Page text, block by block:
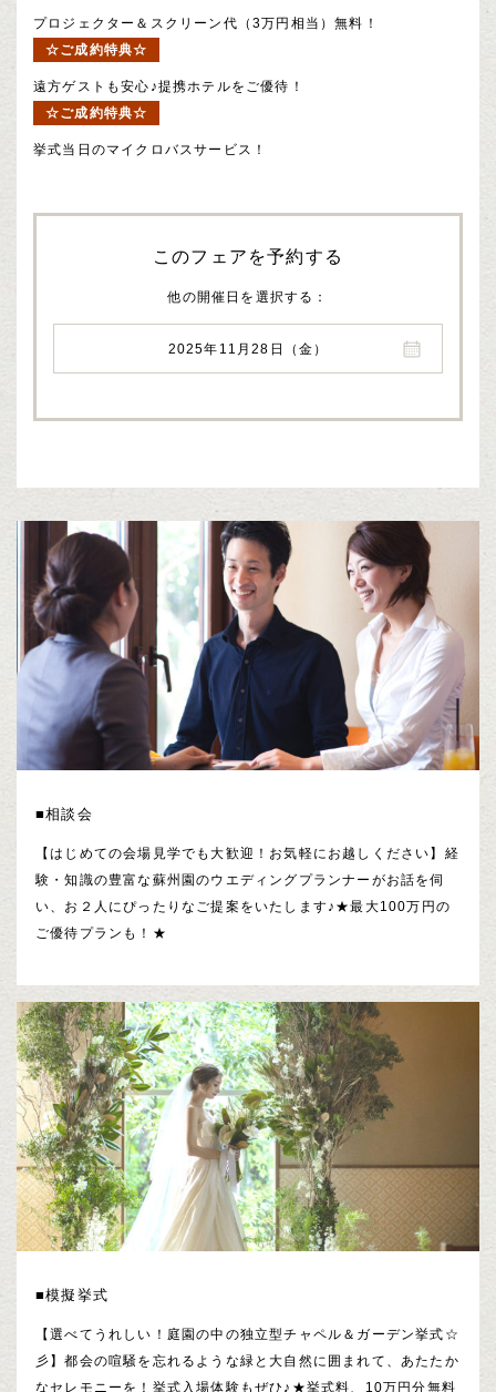
プロジェクター＆スクリーン代（3万円相当）無料！
☆ご成約特典☆
遠方ゲストも安心♪提携ホテルをご優待！
☆ご成約特典☆
挙式当日のマイクロバスサービス！
このフェアを予約する
他の開催日を選択する
2025年11月28日（金）
■相談会
【はじめての会場見学でも大歓迎！お気軽にお越しください】経
験・知識の豊富な蘇州園のウエディングプランナーがお話を伺
い、お２人にぴったりなご提案をいたします♪★最大100万円の
ご優待プランも！★
■模擬挙式
【選べてうれしい！庭園の中の独立型チャペル＆ガーデン挙式☆
彡】都会の喧騒を忘れるような緑と大自然に囲まれて、あたたか
なセレモニーを！挙式入場体験もぜひ♪★挙式料、10万円分無料